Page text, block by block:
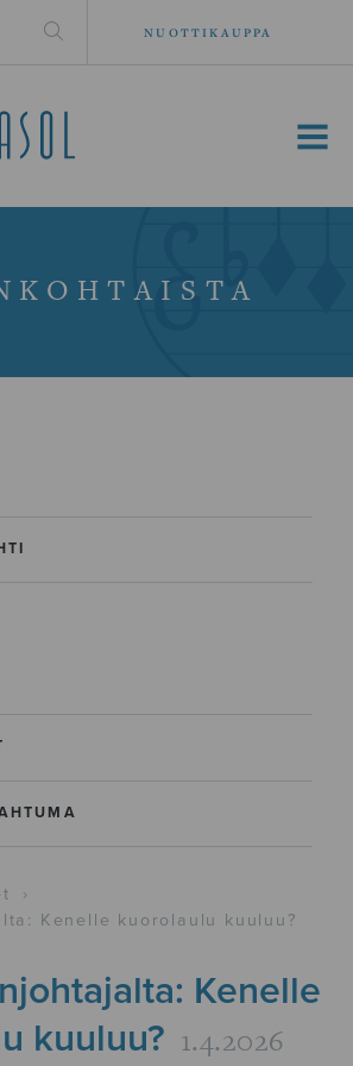
NUOTTIKAUPPA
MENU
›
Kenelle kuorolaulu kuuluu?
Kenelle
kuuluu? 1.4.2026